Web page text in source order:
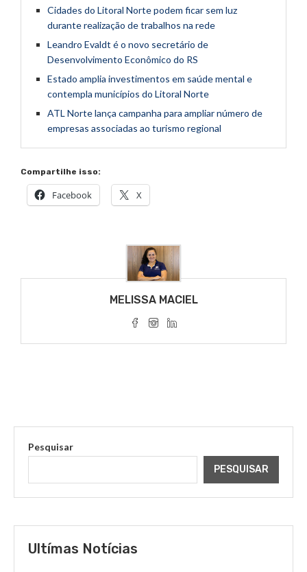
Cidades do Litoral Norte podem ficar sem luz
durante realização de trabalhos na rede
Leandro Evaldt é o novo secretário de
Desenvolvimento Econômico do RS
Estado amplia investimentos em saúde mental e
contempla municípios do Litoral Norte
ATL Norte lança campanha para ampliar número de
empresas associadas ao turismo regional
Compartilhe isso:
Facebook X
MELISSA MACIEL
Pesquisar
PESQUISAR
Ultímas Notícias